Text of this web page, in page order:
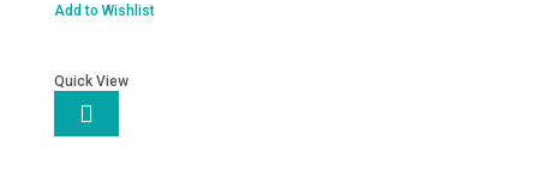
Add to Wishlist
Quick View
